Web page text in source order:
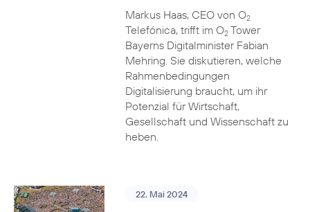
Markus Haas, CEO von O2
Telefónica, trifft im O2Tower
Bayerns Digitalminister Fabian
Mehring. Sie diskutieren, welche
Rahmenbedingungen
Digitalisierung braucht, um ihr
Potenzial für Wirtschaft,
Gesellschaft und Wissenschaft zu
heben.
22. Mai 2024